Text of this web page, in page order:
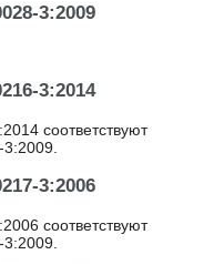
3:2009
3:2014
соответствуют
3:2006
соответствуют